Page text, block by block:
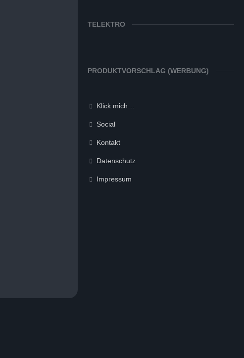
TELEKTRO
PRODUKTVORSCHLAG (WERBUNG)
Klick mich…
Social
Kontakt
Datenschutz
Impressum